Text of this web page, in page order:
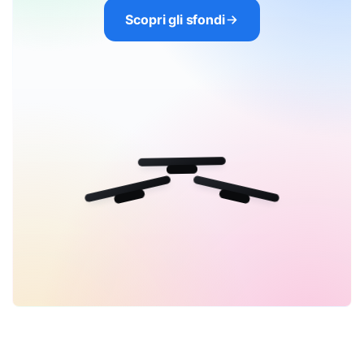
Scopri gli sfondi